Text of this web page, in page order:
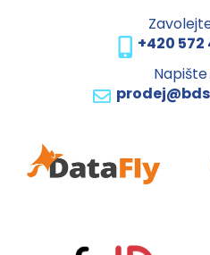
+420 572